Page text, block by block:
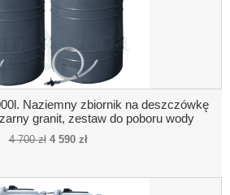
Naziemny zbiornik na deszczówkę
granit, zestaw do poboru wody
4 700 zł 4 590 zł